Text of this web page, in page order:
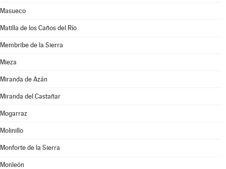
Masueco
Matilla de los Caños del Río
Membribe de la Sierra
Mieza
Miranda de Azán
Miranda del Castañar
Mogarraz
Molinillo
Monforte de la Sierra
Monleón